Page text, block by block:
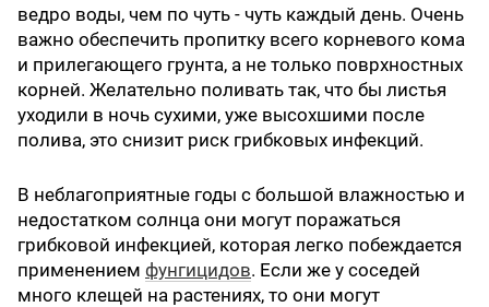
ведро воды, чем по чуть - чуть каждый день. Очень
важно обеспечить пропитку всего корневого кома
и прилегающего грунта, а не только поврхностных
корней. Желательно поливать так, что бы листья
уходили в ночь сухими, уже высохшими после
полива, это снизит риск грибковых инфекций.
В неблагоприятные годы с большой влажностью и
недостатком солнца они могут поражаться
грибковой инфекцией, которая легко побеждается
применением фунгицидов. Если же у соседей
много клещей на растениях, то они могут